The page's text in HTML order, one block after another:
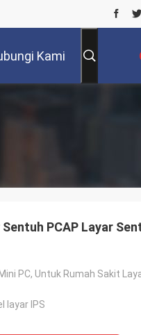
Kami
PCAP Layar
layar IPS